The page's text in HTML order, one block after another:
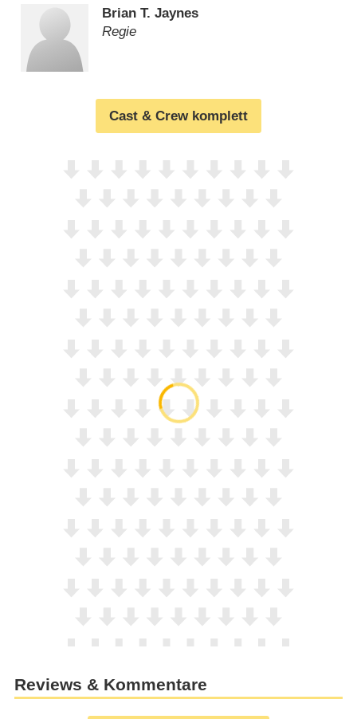
Brian T. Jaynes
Regie
Cast & Crew komplett
Reviews & Kommentare